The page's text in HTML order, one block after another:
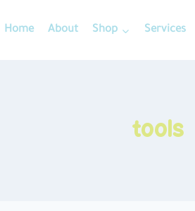
Home About Shop Services
tools